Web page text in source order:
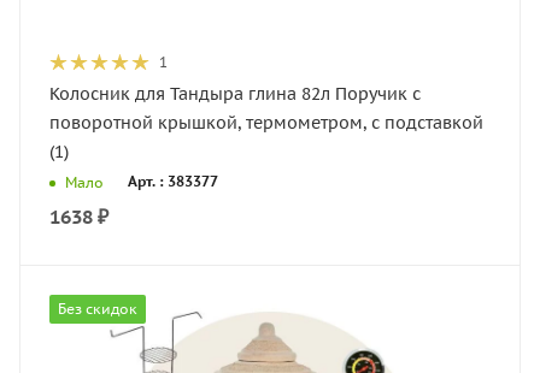
1
Колосник для Тандыра глина 82л Поручик с
поворотной крышкой, термометром, с подставкой
(1)
Мало Арт. : 383377
1638 ₽
Без скидок